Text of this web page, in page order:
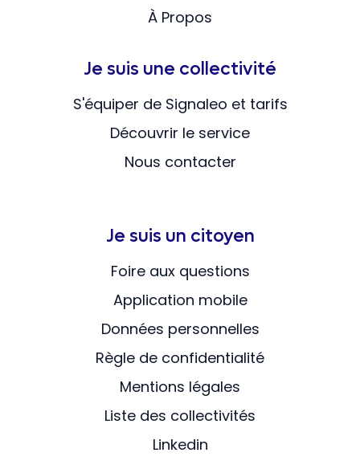
À Propos
Je suis une collectivité
S'équiper de Signaleo et tarifs
Découvrir le service
Nous contacter
Je suis un citoyen
Foire aux questions
Application mobile
Données personnelles
Règle de confidentialité
Mentions légales
Liste des collectivités
Linkedin